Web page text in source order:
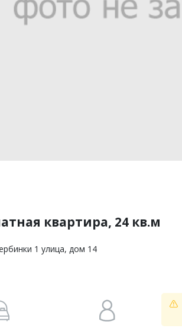
квартира, 24 кв.м
1 улица, дом 14